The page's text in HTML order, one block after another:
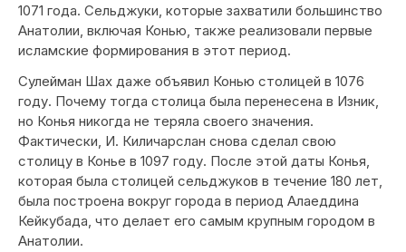
1071 года. Сельджуки, которые захватили большинство
Анатолии, включая Конью, также реализовали первые
исламские формирования в этот период.
Сулейман Шах даже объявил Конью столицей в 1076
году. Почему тогда столица была перенесена в Изник,
но Конья никогда не теряла своего значения.
Фактически, И. Киличарслан снова сделал свою
столицу в Конье в 1097 году. После этой даты Конья,
которая была столицей сельджуков в течение 180 лет,
была построена вокруг города в период Алаеддина
Кейкубада, что делает его самым крупным городом в
Анатолии.